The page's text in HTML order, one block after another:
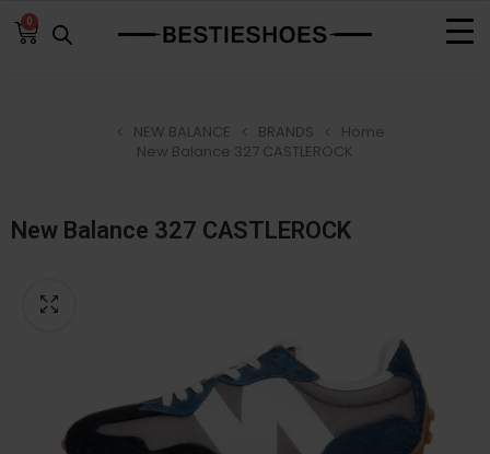
0
Home
BRANDS
NEW BALANCE
New Balance 327 CASTLEROCK
New Balance 327 CASTLEROCK